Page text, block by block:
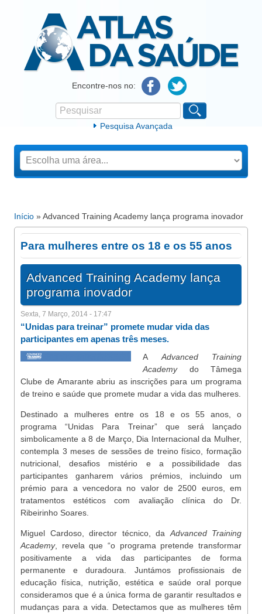
Atlas da SaúdeEncontre-nos no:
Formulário de procura
Pesquisar
Pesquisa Avançada
Está aqui
Início » Advanced Training Academy lança programa inovador
Para mulheres entre os 18 e os 55 anos
Advanced Training Academy lança
programa inovador
Sexta, 7 Março, 2014 - 17:47
“Unidas para treinar” promete mudar vida das
participantes em apenas três meses.
A Advanced Training
Academydo Tâmega
Clube de Amarante abriu as inscrições para um programa
de treino e saúde que promete mudar a vida das mulheres.
Destinado a mulheres entre os 18 e os 55 anos, o
programa “Unidas Para Treinar” que será lançado
simbolicamente a 8 de Março, Dia Internacional da Mulher,
contempla 3 meses de sessões de treino físico, formação
nutricional, desafios mistério e a possibilidade das
participantes ganharem vários prémios, incluindo um
prémio para a vencedora no valor de 2500 euros, em
tratamentos estéticos com avaliação clínica do Dr.
Ribeirinho Soares.
Miguel Cardoso, director técnico, da Advanced Training
Academy, revela que “o programa pretende transformar
positivamente a vida das participantes de forma
permanente e duradoura. Juntámos profissionais de
educação física, nutrição, estética e saúde oral porque
consideramos que é a única forma de garantir resultados e
mudanças para a vida. Detectamos que as mulheres têm